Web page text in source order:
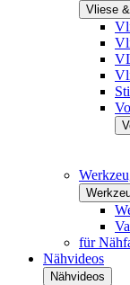
Vliese
für
Nähvideos
Nähvideos